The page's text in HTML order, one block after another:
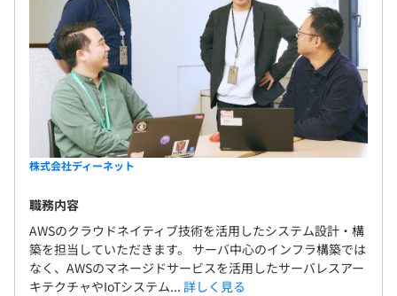
株式会社ディーネット
職務内容
AWSのクラウドネイティブ技術を活用したシステム設計・構
築を担当していただきます。 サーバ中心のインフラ構築では
なく、AWSのマネージドサービスを活用したサーバレスアー
キテクチャやIoTシステム... 詳しく見る